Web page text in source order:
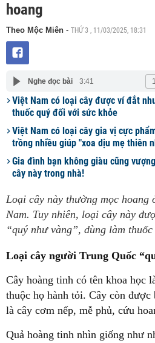
hoang
Theo Mộc Miên - THỨ 3 , 11/03/2025, 18:31
Nghe đọc bài 3:41
Việt Nam có loại cây được ví đắt
thuốc quý đối với sức khỏe
Việt Nam có loại cây gia vị cực
trồng nhiều giúp "xoa dịu mẹ thiên
Gia đình bạn không giàu cũng
cây này trong nhà!
Loại cây này thường mọc hoang
Nam. Tuy nhiên, loại cây này
“quý như vàng”, dùng làm thuốc
Loại cây người Trung Quốc
Cây hoàng tinh có tên khoa học
thuộc họ hành tỏi. Cây còn
là cây cơm nếp, mễ phủ, cứu
Quả hoàng tinh nhìn giống như